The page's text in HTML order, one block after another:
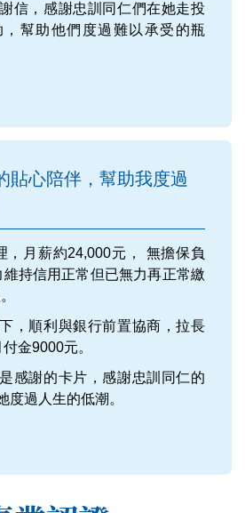
信，感謝忠訓同仁們在她走投
幫助他們度過難以承受的瓶
貼心陪伴，幫助我度過
，月薪約24,000元， 無擔保負
持信用正常但已無力再正常繳
，順利與銀行前置協商，拉長
金9000元。
感謝的卡片，感謝忠訓同仁的
度過人生的低潮。